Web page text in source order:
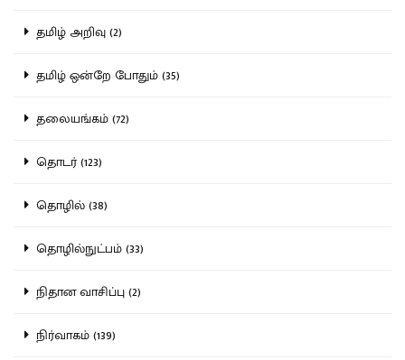
தமிழ் அறிவு (2)
தமிழ் ஒன்றே போதும் (35)
தலையங்கம் (72)
தொடர் (123)
தொழில் (38)
தொழில்நுட்பம் (33)
நிதான வாசிப்பு (2)
நிர்வாகம் (139)